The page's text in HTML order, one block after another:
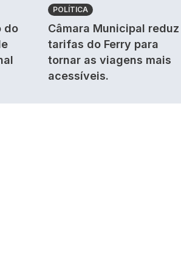
do
POLÍTICA
Câmara Municipal reduz
tarifas do Ferry para
tornar as viagens mais
acessíveis.